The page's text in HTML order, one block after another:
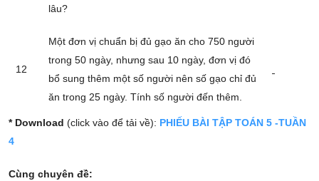
lâu?
12
Một đơn vị chuẩn bị đủ gạo ăn cho 750 người
trong 50 ngày, nhưng sau 10 ngày, đơn vị đó
bổ sung thêm một số người nên số gạo chỉ đủ
ăn trong 25 ngày. Tính số người đến thêm.
* Download (click vào để tải về): PHIẾU BÀI TẬP TOÁN 5 -TUẦN
4
Cùng chuyên đề: